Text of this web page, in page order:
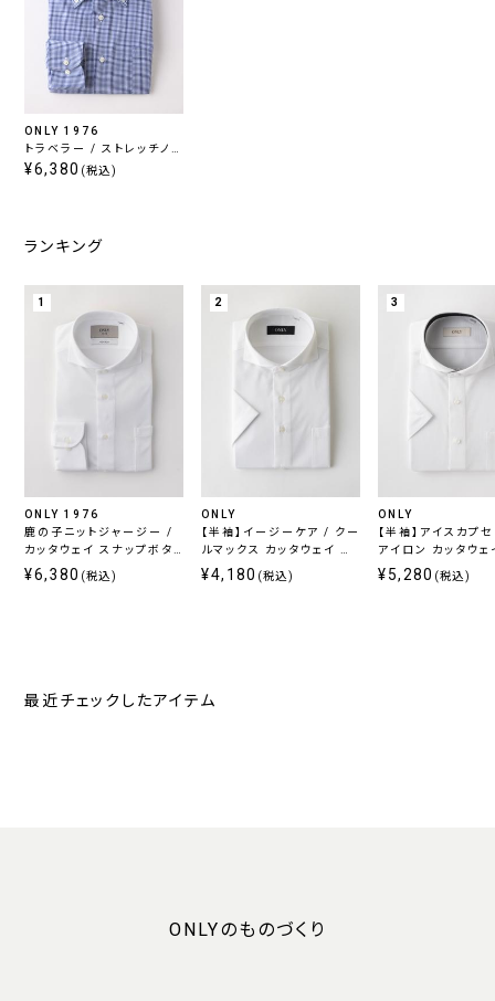
ONLY 1976
トラベラー / ストレッチノン
アイロン ボタンダウン
¥6,380 (税込)
ランキング
1
ONLY 1976
鹿の子ニットジャージー /
カッタウェイ スナップボタ
ン ホワイト 無地 定番
¥6,380 (税込)
2
ONLY
【半袖】イージーケア / クー
ルマックス カッタウェイ ス
ナップボタン付き
¥4,180 (税込)
3
ONLY
【半袖】アイスカプセル
アイロン カッタウ
ップボタン付き
¥5,280 (税込)
最近チェックしたアイテム
ONLYのものづくり